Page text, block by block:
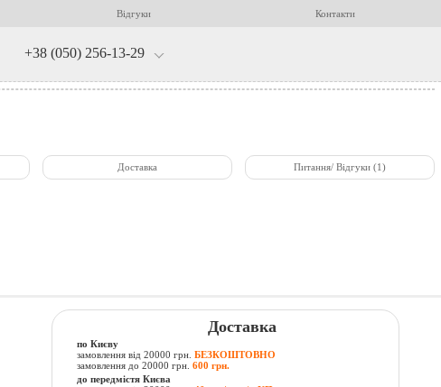
Відгуки Контакти
+38 (050) 256-13-29
Доставка Питання/ Відгуки (1)
Доставка
по Києву
замовлення від 20000 грн. БЕЗКОШТОВНО
замовлення до 20000 грн. 600 грн.
до передмістя Києва